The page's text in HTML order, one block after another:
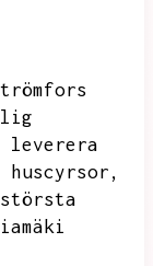
leverera